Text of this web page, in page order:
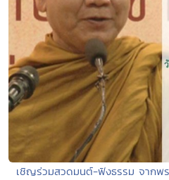
เชิญร่วมสวดมนต์-ฟังธรรม จากพ